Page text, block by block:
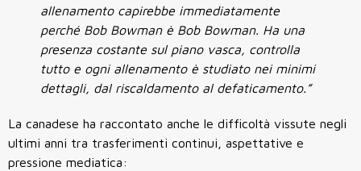
allenamento capirebbe immediatamente
perché Bob Bowman è Bob Bowman. Ha una
presenza costante sul piano vasca, controlla
tutto e ogni allenamento è studiato nei minimi
dettagli, dal riscaldamento al defaticamento.”
La canadese ha raccontato anche le difficoltà vissute negli
ultimi anni tra trasferimenti continui, aspettative e
pressione mediatica: